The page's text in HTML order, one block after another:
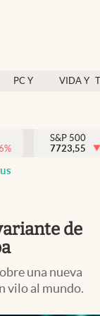
PC Y
VIDA Y
México
%
S&P 500
7723,55
de
una nueva
vilo al mundo.